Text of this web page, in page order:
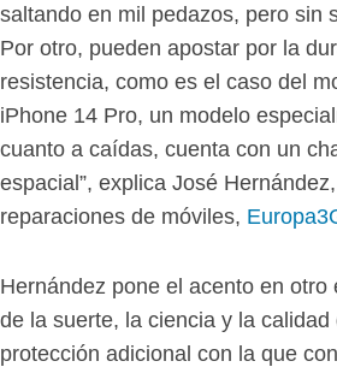
saltando en mil pedazos, pero sin
Por otro, pueden apostar por la
resistencia, como es el caso del
iPhone 14 Pro, un modelo
cuanto a caídas, cuenta con un
espacial”, explica José
reparaciones de móviles,
Hernández pone el acento en otro
de la suerte, la ciencia y la
protección adicional con la que